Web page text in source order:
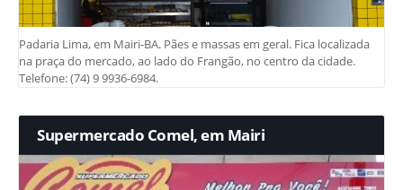
Padaria Lima, em Mairi-BA. Pães e massas em geral. Fica localizada
na praça do mercado, ao lado do Frangão, no centro da cidade.
Telefone: (74) 9 9936-6984.
Supermercado Comel, em Mairi